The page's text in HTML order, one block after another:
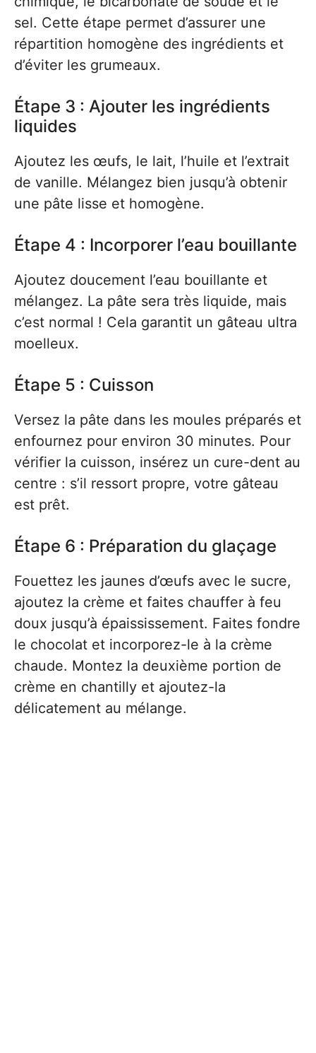
sel. Cette étape permet d’assurer une
répartition homogène des ingrédients et
d’éviter les grumeaux.
Étape 3 : Ajouter les ingrédients
liquides
Ajoutez les œufs, le lait, l’huile et l’extrait
de vanille. Mélangez bien jusqu’à obtenir
une pâte lisse et homogène.
Étape 4 : Incorporer l’eau bouillante
Ajoutez doucement l’eau bouillante et
mélangez. La pâte sera très liquide, mais
c’est normal ! Cela garantit un gâteau ultra
moelleux.
Étape 5 : Cuisson
Versez la pâte dans les moules préparés et
enfournez pour environ 30 minutes. Pour
vérifier la cuisson, insérez un cure-dent au
centre : s’il ressort propre, votre gâteau
est prêt.
Étape 6 : Préparation du glaçage
Fouettez les jaunes d’œufs avec le sucre,
ajoutez la crème et faites chauffer à feu
doux jusqu’à épaississement. Faites fondre
le chocolat et incorporez-le à la crème
chaude. Montez la deuxième portion de
crème en chantilly et ajoutez-la
délicatement au mélange.